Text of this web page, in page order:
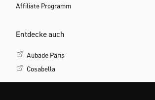
Affiliate Programm
Entdecke auch
Aubade Paris
Cosabella